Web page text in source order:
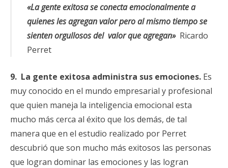
«La gente exitosa se conecta emocionalmente a
quienes les agregan valor pero al mismo tiempo se
sienten orgullosos del valor que agregan» Ricardo
Perret
9. La gente exitosa administra sus emociones. Es
muy conocido en el mundo empresarial y profesional
que quien maneja la inteligencia emocional esta
mucho más cerca al éxito que los demás, de tal
manera que en el estudio realizado por Perret
descubrió que son mucho más exitosos las personas
que logran dominar las emociones y las logran